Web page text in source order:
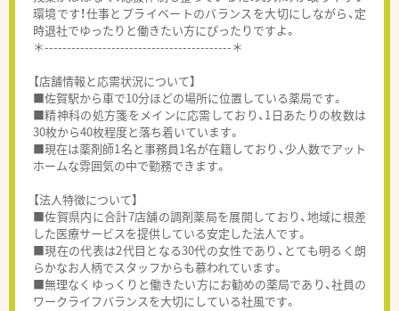
環境です！仕事とプライベートのバランスを大切にしながら、定
時退社でゆったりと働きたい方にぴったりですよ。
＊------------------------------------------＊
【店舗情報と応需状況について】
■佐賀駅から車で10分ほどの場所に位置している薬局です。
■精神科の処方箋をメインに応需しており、1日あたりの枚数は
30枚から40枚程度と落ち着いています。
■現在は薬剤師1名と事務員1名が在籍しており、少人数でアット
ホームな雰囲気の中で勤務できます。
【法人特徴について】
■佐賀県内に合計7店舗の調剤薬局を展開しており、地域に根差
した医療サービスを提供している安定した法人です。
■現在の代表は2代目となる30代の女性であり、とても明るく朗
らかなお人柄でスタッフからも慕われています。
■無理なくゆっくりと働きたい方にお勧めの薬局であり、社員の
ワークライフバランスを大切にしている社風です。